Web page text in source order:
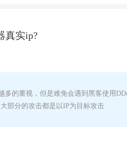
真实ip?
的重视，但是难免会遇到黑客使用
部分的攻击都是以IP为目标攻击